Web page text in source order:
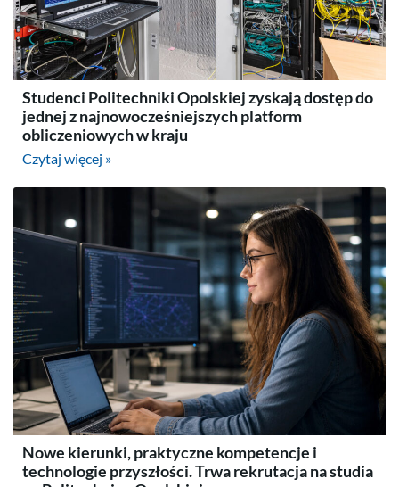
Studenci Politechniki Opolskiej zyskają dostęp do
jednej z najnowocześniejszych platform
obliczeniowych w kraju
Czytaj więcej »
Nowe kierunki, praktyczne kompetencje i
technologie przyszłości. Trwa rekrutacja na studia